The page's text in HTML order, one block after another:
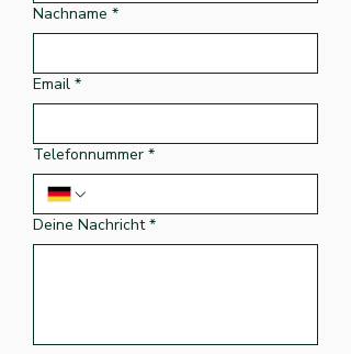
Nachname *
Email *
Telefonnummer *
Deine Nachricht *